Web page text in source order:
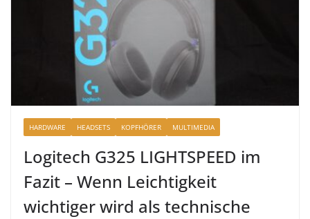
HARDWARE HEADSETS KOPFHÖRER MULTIMEDIA
Logitech G325 LIGHTSPEED im
Fazit – Wenn Leichtigkeit
wichtiger wird als technische